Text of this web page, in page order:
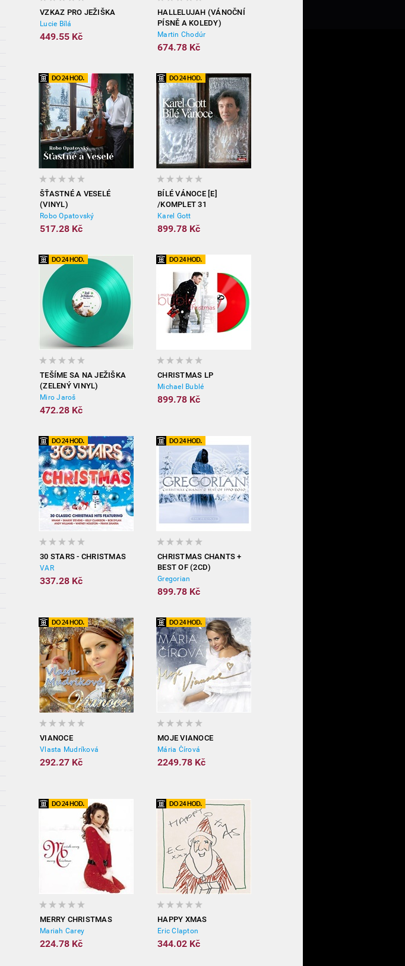
VZKAZ PRO JEŽIŠKA
Lucie Bílá
449.55 Kč
HALLELUJAH (VÁNOČNÍ
PÍSNĚ A KOLEDY)
Martin Chodúr
674.78 Kč
ŠŤASTNÉ A VESELÉ
(VINYL)
Robo Opatovský
517.28 Kč
BÍLÉ VÁNOCE [E]
/KOMPLET 31
Karel Gott
899.78 Kč
TEŠÍME SA NA JEŽIŠKA
(ZELENÝ VINYL)
Miro Jaroš
472.28 Kč
CHRISTMAS LP
Michael Bublé
899.78 Kč
30 STARS - CHRISTMAS
VAR
337.28 Kč
CHRISTMAS CHANTS +
BEST OF (2CD)
Gregorian
899.78 Kč
VIANOCE
Vlasta Mudríková
292.27 Kč
MOJE VIANOCE
Mária Čírová
2249.78 Kč
MERRY CHRISTMAS
Mariah Carey
224.78 Kč
HAPPY XMAS
Eric Clapton
344.02 Kč